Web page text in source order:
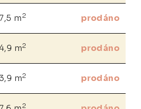
m 2 prodáno
m2 prodáno
m2 prodáno
2